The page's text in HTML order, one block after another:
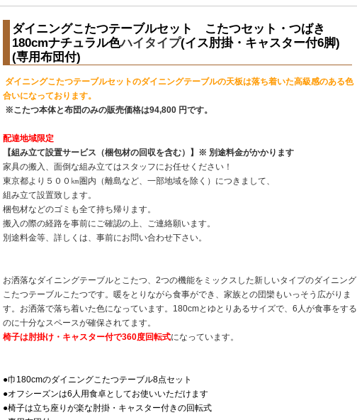
ダイニングこたつテーブルセット こたつセット・つばき
180cmナチュラル色ハイタイプ(イス肘掛・キャスター付6脚)
(専用布団付)
ダイニングこたつテーブルセットのダイニングテーブルの天板は落ち着いた高級感のある色
合いになっております。
※こたつ本体と布団のみの販売価格は94,800 円です。
配達地域限定
【組み立て設置サービス （梱包材の回収を含む）】※ 別途料金がかかります
家具の搬入、面倒な組み立てはスタッフにお任せください！
東京都より５００㎞圏内（離島など、一部地域を除く）につきまして、
組み立て設置致します。
梱包材などのゴミも全て持ち帰ります。
搬入の際の経路を事前にご確認の上、ご連絡願います。
別途料金等、詳しくは、事前にお問い合わせ下さい。
お洒落なダイニングテーブルとこたつ、2つの機能をミックスした新しいタイプのダイニング
こたつテーブルこたつです。暖をとりながら食事ができ、家族との団欒もいっそう広がりま
す。お洒落で落ち着いた色になっています。180cmとゆとりあるサイズで、6人が食事をする
のに十分なスペースが確保されてます。
椅子は肘掛け・キャスター付で360度回転式になっています。
●巾180cmのダイニングこたつテーブル8点セット
●オフシーズンは6人用食卓としてお使いいただけます
●椅子は立ち座りが楽な肘掛・キャスター付きの回転式